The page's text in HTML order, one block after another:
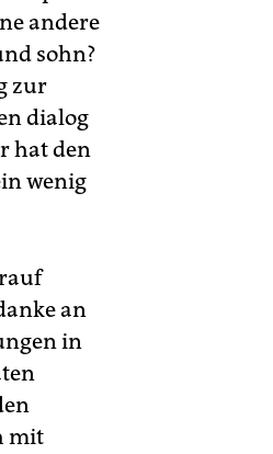
andere
sohn?
zur
dialog
hat den
wenig
an
in
mit